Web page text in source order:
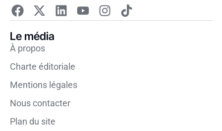
Le média
À propos
Charte éditoriale
Mentions légales
Nous contacter
Plan du site